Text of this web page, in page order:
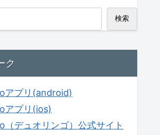
検索
ク
アプリ(android)
アプリ(ios)
（デュオリンゴ）公式サイト